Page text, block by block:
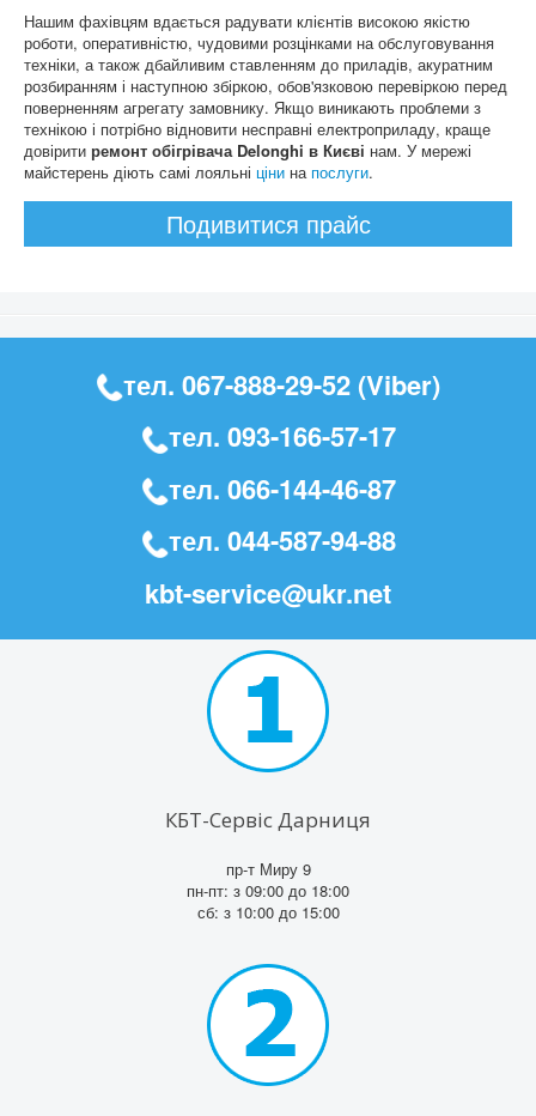
Нашим фахівцям вдається радувати клієнтів високою якістю
роботи, оперативністю, чудовими розцінками на обслуговування
техніки, а також дбайливим ставленням до приладів, акуратним
розбиранням і наступною збіркою, обов'язковою перевіркою перед
поверненням агрегату замовнику. Якщо виникають проблеми з
технікою і потрібно відновити несправні електроприладу, краще
довірити ремонт обігрівача Delonghi в Києві нам. У мережі
майстерень діють самі лояльні ціни на послуги.
Подивитися прайс
тел. 067-888-29-52 (Viber)
тел. 093-166-57-17
тел. 066-144-46-87
тел. 044-587-94-88
kbt-service@ukr.net
КБТ-Сервіс Дарниця
пр-т Миру 9
пн-пт: з 09:00 до 18:00
сб: з 10:00 до 15:00